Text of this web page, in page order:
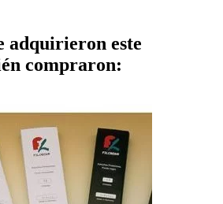
adquirieron este
compraron: